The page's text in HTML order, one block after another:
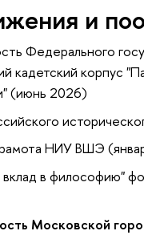
и
Федерального
кадетский корпус
(июнь 2026)
НИУ ВШЭ
в философию"
Московской